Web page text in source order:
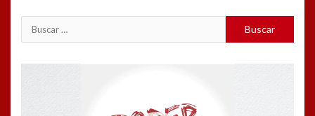
Buscar: